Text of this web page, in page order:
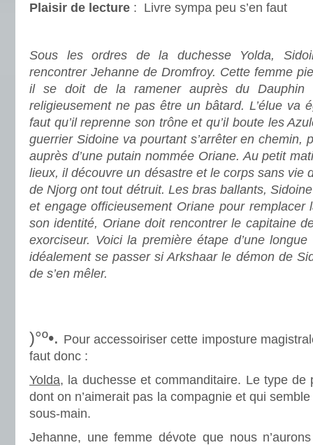
Plaisir de lecture : Livre sympa peu s’en faut
Sous les ordres de la duchesse Yolda,
rencontrer Jehanne de Dromfroy. Cette femme
il se doit de la ramener auprès du Dauphin
religieusement ne pas être un bâtard. L’élue va
faut qu’il reprenne son trône et qu’il boute les
guerrier Sidoine va pourtant s’arrêter en chemin,
auprès d’une putain nommée Oriane. Au petit
lieux, il découvre un désastre et le corps sans vie
de Njorg ont tout détruit. Les bras ballants,
et engage officieusement Oriane pour remplacer
son identité, Oriane doit rencontrer le capitaine
exorciseur. Voici la première étape d’une
idéalement se passer si Arkshaar le démon de
de s’en mêler.
)°º•. Pour accessoiriser cette imposture
faut donc :
Yolda, la duchesse et commanditaire. Le type de
dont on n’aimerait pas la compagnie et qui
sous-main.
Jehanne, une femme dévote que nous